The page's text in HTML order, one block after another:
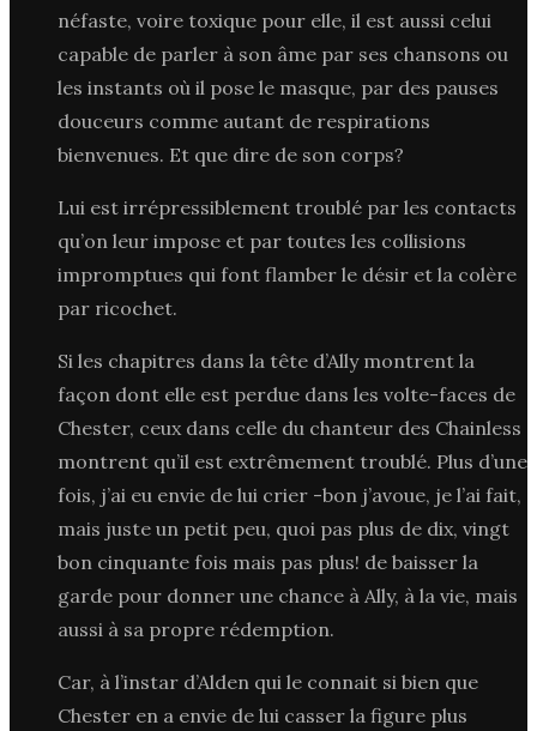
néfaste, voire toxique pour elle, il est aussi celui
capable de parler à son âme par ses chansons ou
les instants où il pose le masque, par des pauses
douceurs comme autant de respirations
bienvenues. Et que dire de son corps?
Lui est irrépressiblement troublé par les contacts
qu’on leur impose et par toutes les collisions
impromptues qui font flamber le désir et la colère
par ricochet.
Si les chapitres dans la tête d’Ally montrent la
façon dont elle est perdue dans les volte-faces de
Chester, ceux dans celle du chanteur des Chainless
montrent qu’il est extrêmement troublé. Plus d’une
fois, j’ai eu envie de lui crier -bon j’avoue, je l’ai fait,
mais juste un petit peu, quoi pas plus de dix, vingt
bon cinquante fois mais pas plus! de baisser la
garde pour donner une chance à Ally, à la vie, mais
aussi à sa propre rédemption.
Car, à l’instar d’Alden qui le connait si bien que
Chester en a envie de lui casser la figure plus